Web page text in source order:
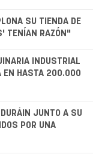
SU TIENDA DE
TENÍAN RAZÓN"
INDUSTRIAL
EN HASTA 200.000
JUNTO A SU
POR UNA